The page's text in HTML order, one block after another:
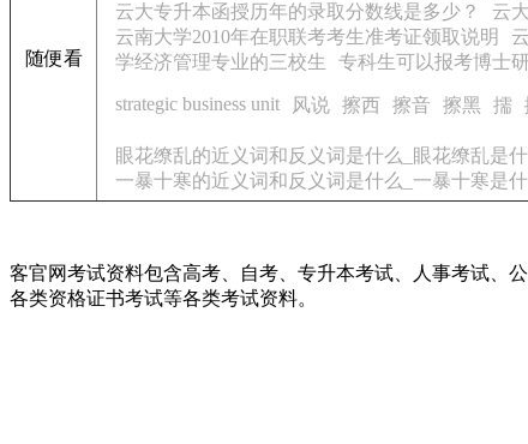
随便看
云大专升本函授历年的录取分数线是多少？
云
云南大学2010年在职联考考生准考证领取说明
学经济管理专业的三校生
专科生可以报考博士
strategic business unit
风说 擦西 擦音 擦黑 擩
眼花缭乱的近义词和反义词是什么_眼花缭乱是
一暴十寒的近义词和反义词是什么_一暴十寒是
客官网考试资料包含高考、自考、专升本考试、人事考试、
各类资格证书考试等各类考试资料。